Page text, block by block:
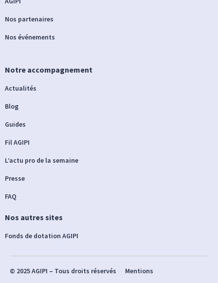
Nos partenaires
Nos événements
Notre accompagnement
Actualités
Blog
Guides
Fil AGIPI
L’actu pro de la semaine
Presse
FAQ
Nos autres sites
Fonds de dotation AGIPI
© 2025 AGIPI – Tous droits réservés Mentions